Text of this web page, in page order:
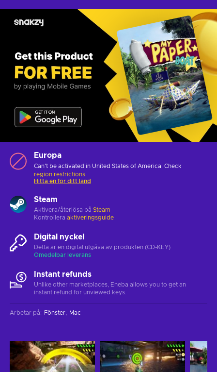
Europa
Can't be activated in United States of America. Check
region restrictions
Hitta en för ditt land
Steam
Aktivera/återlösa på Steam
Kontrollera aktiveringsguide
Digital nyckel
Detta är en digital utgåva av produkten (CD-KEY)
Omedelbar leverans
Instant refunds
Unlike other marketplaces, Eneba allows you to get an
instant refund for unviewed keys.
Arbetar på: Fönster Mac